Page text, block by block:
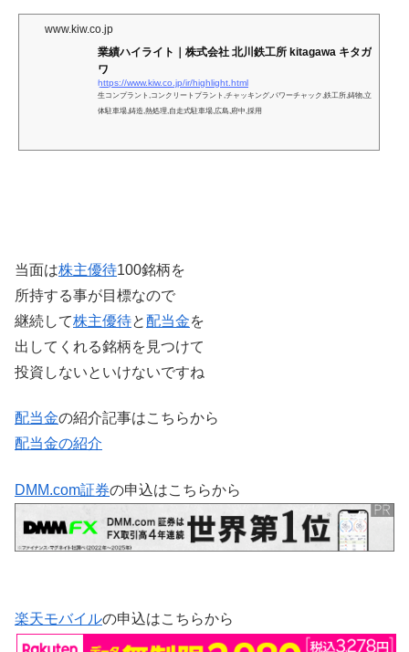
www.kiw.co.jp
業績ハイライト｜株式会社 北川鉄工所 kitagawa キタガ
ワ
https://www.kiw.co.jp/ir/highlight.html
生コンプラント,コンクリートプラント,チャッキング,パワーチャック,鉄工所,鋳物,立
体駐車場,鋳造,熱処理,自走式駐車場,広島,府中,採用
当面は株主優待100銘柄を
所持する事が目標なので
継続して株主優待と配当金を
出してくれる銘柄を見つけて
投資しないといけないですね
配当金の紹介記事はこちらから
配当金の紹介
DMM.com証券の申込はこちらから
楽天モバイルの申込はこちらから